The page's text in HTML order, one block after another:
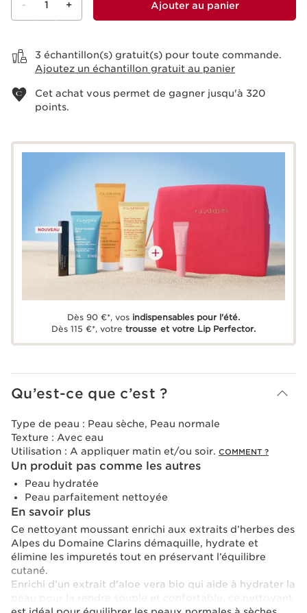
- 1 + Ajouter au panier
3 échantillon(s) gratuit(s) pour toute commande.
Ajoutez un échantillon gratuit au panier
Cet achat vous permet de gagner jusqu'à 320
points.
Dès 90 €*, vos indispensables pour l'été.
Dès 115 €*, votre trousse et votre Lip Perfector.
Qu’est-ce que c’est ?
Type de peau : Peau sèche, Peau normale
Texture : Avec eau
Utilisation : A appliquer matin et/ou soir. COMMENT ?
Un produit pas comme les autres
Peau hydratée
Peau parfaitement nettoyée
En savoir plus
Ce nettoyant moussant enrichi aux extraits d’herbes des
Alpes du Domaine Clarins démaquille, hydrate et
élimine les impuretés tout en préservant l’équilibre
cutané.
Enrichi d'un extrait d'aloe vera bio qui aide à hydrater la